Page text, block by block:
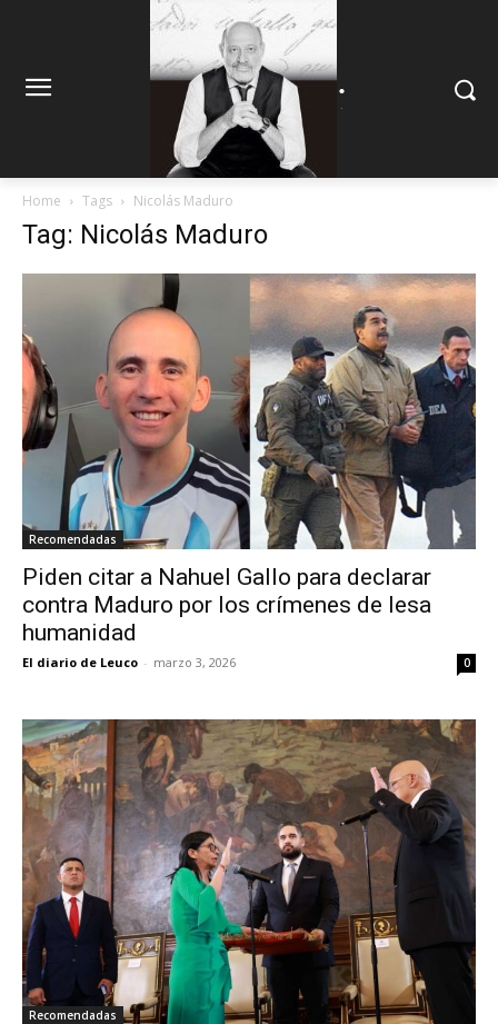
.
Home Tags Nicolás Maduro
Tag: Nicolás Maduro
Recomendadas
Piden citar a Nahuel Gallo para declarar
contra Maduro por los crímenes de lesa
humanidad
El diario de Leuco - marzo 3, 2026 0
Recomendadas